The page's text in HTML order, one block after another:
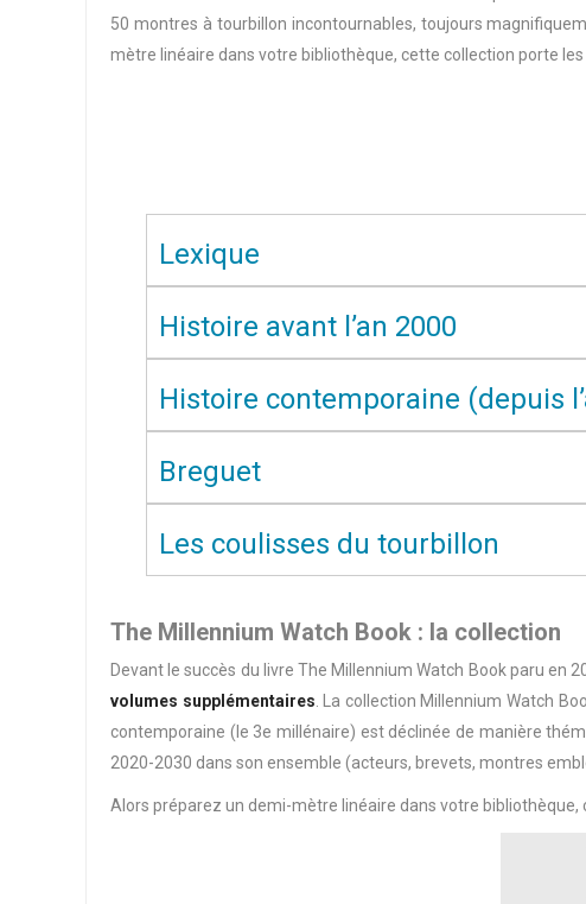
50 montres à tourbillon incontournables, toujours
mètre linéaire dans votre bibliothèque, cette collection porte les
Lexique
Histoire avant l’an 2000
Histoire contemporaine (depuis
Breguet
Les coulisses du tourbillon
The Millennium Watch Book : la collection
Devant le succès du livre The Millennium Watch Book paru en
volumes supplémentaires. La collection Millennium Watch
contemporaine (le 3e millénaire) est déclinée de manière
2020-2030 dans son ensemble (acteurs, brevets, montres
Alors préparez un demi-mètre linéaire dans votre bibliothèque,